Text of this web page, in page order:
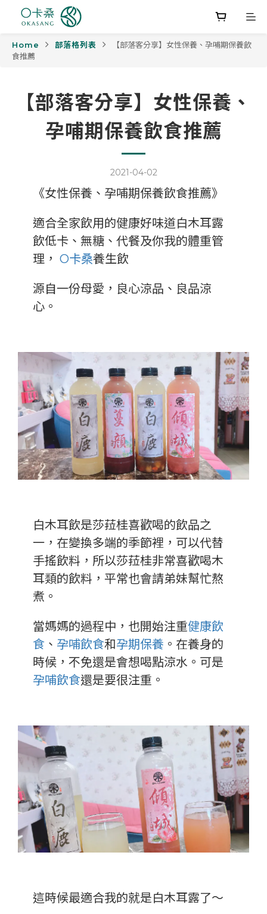
Home 部落格列表
【部落客分享】女性保養、孕哺期保養飲
食推薦
【部落客分享】女性保養、
孕哺期保養飲食推薦
2021-04-02
《女性保養、孕哺期保養飲食推薦》
適合全家飲用的健康好味道白木耳露
飲低卡、無糖、代餐及你我的體重管
理， O卡桑養生飲
源自一份母愛，良心涼品、良品涼
心。
白木耳飲是莎菈桂喜歡喝的飲品之
一，在變換多端的季節裡，可以代替
手搖飲料，所以莎菈桂非常喜歡喝木
耳類的飲料，平常也會請弟妹幫忙熬
煮。
當媽媽的過程中，也開始注重健康飲
食、 孕哺飲食和孕期保養 。在養身的
時候，不免還是會想喝點涼水。可是
孕哺飲食還是要很注重。
這時候最適合我的就是白木耳露了～